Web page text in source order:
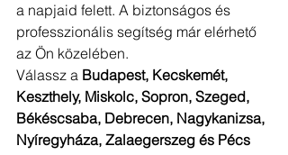
a napjaid felett. A biztonságos és
professzionális segítség már elérhető
az Ön közelében.
Válassz a Budapest, Kecskemét,
Keszthely, Miskolc, Sopron, Szeged,
Békéscsaba, Debrecen, Nagykanizsa,
Nyíregyháza, Zalaegerszeg és Pécs